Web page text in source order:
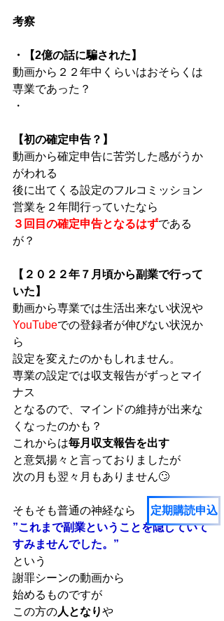
考察
・【2億の話に騙された】
動画から２２年中くらいはおそらくは
専業であった？
・
【初の確定申告？】
動画から確定申告に苦労した感がうか
がわれる
後に出てくる設定のフルコミッション
営業を２年間行っていたなら
３回目の確定申告となるはずである
が？
【２０２２年７月頃から副業で行って
いた】
動画から専業では生活出来ない状況や
YouTubeでの登録者が伸びない状況か
ら
設定を変えたのかもしれません。
専業の設定では収支報告がずっとマイ
ナス
となるので、マインドの維持が出来な
くなったのかも？
これからは毎月収支報告を出す
と意気揚々と言っておりましたが
次の月も翌々月もありません🙄
そもそも普通の神経なら
”これまで副業ということを隠していて
すみませんでした。”
という
謝罪シーンの動画から
始めるものですが
この方の人となりや
定期購読申込